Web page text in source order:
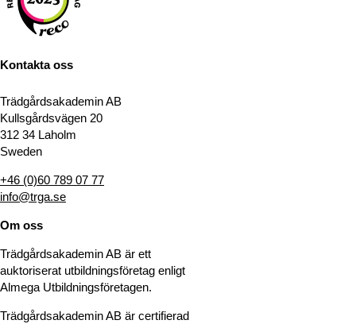
Om oss
Trädgårdsakademin AB är ett
auktoriserat utbildningsföretag enligt
Almega Utbildningsföretagen.
Trädgårdsakademin AB är certifierad
Kontakta oss
Trädgårdsakademin AB
Kullsgårdsvägen 20
312 34 Laholm
Sweden
+46 (0)60 789 07 77
info@trga.se